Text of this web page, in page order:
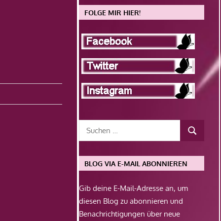
FOLGE MIR HIER!
BLOG VIA E-MAIL ABONNIEREN
Gib deine E-Mail-Adresse an, um
diesen Blog zu abonnieren und
Benachrichtigungen über neue